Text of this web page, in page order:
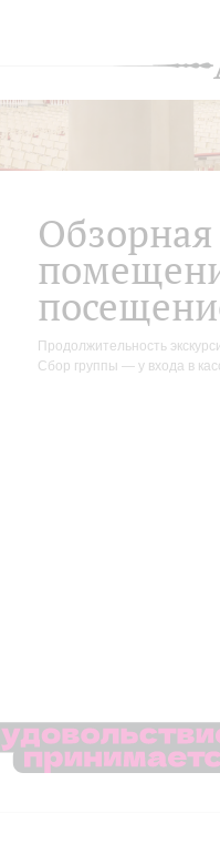
Продолжительность
Сбор группы — у входа в